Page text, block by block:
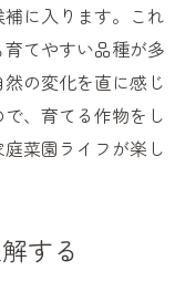
に入ります。これ
てやすい品種が多
の変化を直に感じ
、育てる作物をし
菜園ライフが楽し
する